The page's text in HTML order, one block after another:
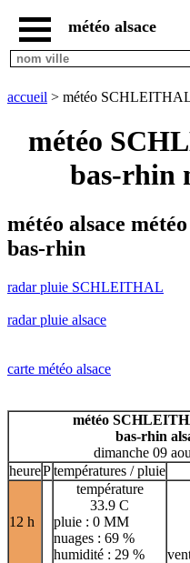
accueil
radar
SCHLEITHAL
météo
alsace
carte
météo
météo
H
I J K L M
N
T
U
V
W X Y Z
météo alsace
accueil > météo
météo
bas-rhin
météo alsace
bas-rhin
radar pluie SCHLEITHAL
radar pluie alsace
carte météo alsace
météo
bas-rhin
dimanche 09
heurePtempératures / pluie
12 h
température
33.9 C
pluie : 0 MM
nuages : 69 %
humidité : 29 %